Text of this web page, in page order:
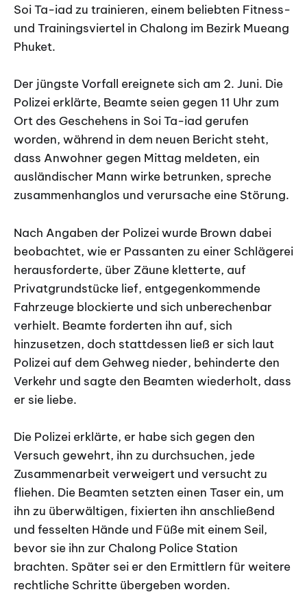
Soi Ta-iad zu trainieren, einem beliebten Fitness-
und Trainingsviertel in Chalong im Bezirk Mueang
Phuket.
Der jüngste Vorfall ereignete sich am 2. Juni. Die
Polizei erklärte, Beamte seien gegen 11 Uhr zum
Ort des Geschehens in Soi Ta-iad gerufen
worden, während in dem neuen Bericht steht,
dass Anwohner gegen Mittag meldeten, ein
ausländischer Mann wirke betrunken, spreche
zusammenhanglos und verursache eine Störung.
Nach Angaben der Polizei wurde Brown dabei
beobachtet, wie er Passanten zu einer Schlägerei
herausforderte, über Zäune kletterte, auf
Privatgrundstücke lief, entgegenkommende
Fahrzeuge blockierte und sich unberechenbar
verhielt. Beamte forderten ihn auf, sich
hinzusetzen, doch stattdessen ließ er sich laut
Polizei auf dem Gehweg nieder, behinderte den
Verkehr und sagte den Beamten wiederholt, dass
er sie liebe.
Die Polizei erklärte, er habe sich gegen den
Versuch gewehrt, ihn zu durchsuchen, jede
Zusammenarbeit verweigert und versucht zu
fliehen. Die Beamten setzten einen Taser ein, um
ihn zu überwältigen, fixierten ihn anschließend
und fesselten Hände und Füße mit einem Seil,
bevor sie ihn zur Chalong Police Station
brachten. Später sei er den Ermittlern für weitere
rechtliche Schritte übergeben worden.